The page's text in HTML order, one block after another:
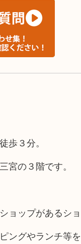
歩３分。
宮の３階です。
ョップがあるシ
ングやランチ等